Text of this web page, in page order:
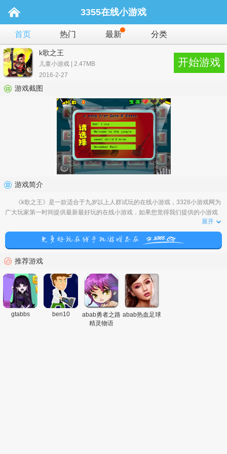
3355在线小游戏
首页 热门 最新 分类
k歌之王
儿童小游戏 | 2.47MB
2016-2-27
开始游戏
游戏截图
游戏简介
《k歌之王》是一款适合于九岁以上人群试玩的在线小游戏，3328小游戏网为
广大玩家第一时间提供最新最好玩的在线小游戏，如果您觉得我们提供的小游戏
展开
推荐游戏
gtabbs ben10
abab勇者之路
精灵物语
abab热血足球